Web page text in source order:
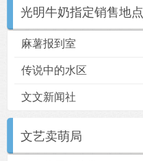
光明牛奶指定销售地点
麻薯报到室
传说中的水区
文文新闻社
文艺卖萌局